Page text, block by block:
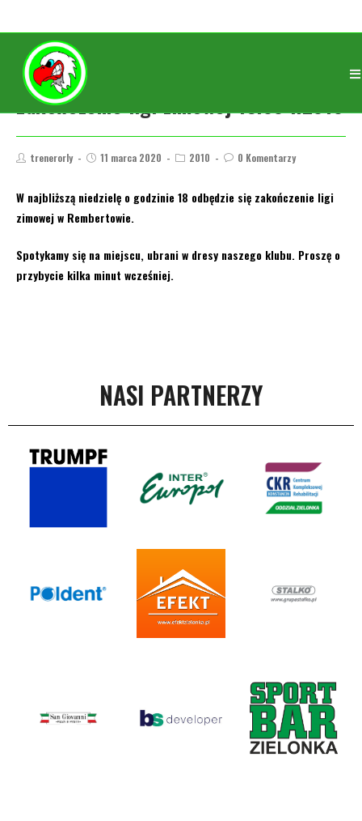
Zakończenie ligi zimowej 15.03 r.2010
trenerorly 11 marca 2020 2010 0 Komentarzy
W najbliższą niedzielę o godzinie 18 odbędzie się zakończenie ligi
zimowej w Rembertowie.
Spotykamy się na miejscu, ubrani w dresy naszego klubu. Proszę o
przybycie kilka minut wcześniej.
NASI PARTNERZY